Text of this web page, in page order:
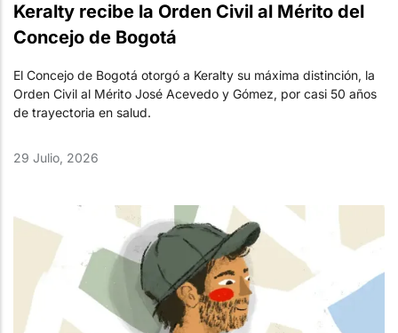
Keralty recibe la Orden Civil al Mérito del
Concejo de Bogotá
El Concejo de Bogotá otorgó a Keralty su máxima distinción, la
Orden Civil al Mérito José Acevedo y Gómez, por casi 50 años
de trayectoria en salud.
29 Julio, 2026